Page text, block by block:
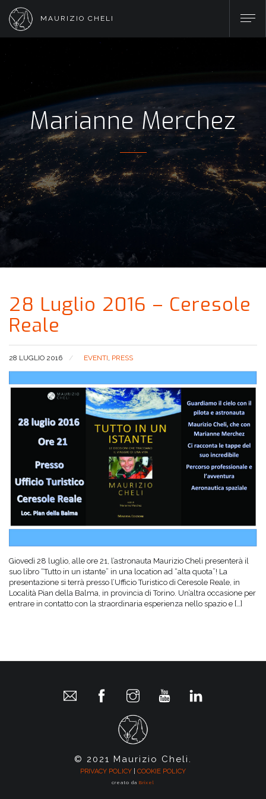
MAURIZIO CHELI
Marianne Merchez
28 Luglio 2016 – Ceresole
Reale
28 LUGLIO 2016 EVENTI, PRESS
Giovedì 28 luglio, alle ore 21, l’astronauta Maurizio Cheli presenterà il
suo libro “Tutto in un istante” in una location ad “alta quota”! La
presentazione si terrà presso l’Ufficio Turistico di Ceresole Reale, in
Località Pian della Balma, in provincia di Torino. Un’altra occasione per
entrare in contatto con la straordinaria esperienza nello spazio e […]
© 2021 Maurizio Cheli.
PRIVACY POLICY COOKIE POLICY
creato da Brixel